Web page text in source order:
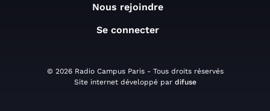
Nous rejoindre
Se connecter
© 2026 Radio Campus Paris - Tous droits réservés
Site internet développé par difuse